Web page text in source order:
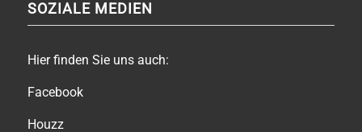
SOZIALE MEDIEN
Hier finden Sie uns auch:
Facebook
Houzz